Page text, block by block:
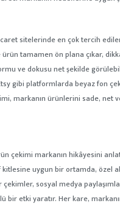
sitelerinde en çok tercih
tamamen ön plana çıkar,
ve dokusu net şekilde
gibi platformlarda beyaz fon
markanın ürünlerini sade, net
çekimi markanın hikâyesini
kitlesine uygun bir ortamda, özel
sosyal medya
bir etki yaratır. Her kare,